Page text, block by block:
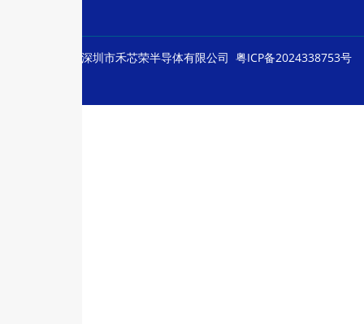
深圳市禾芯荣半导体有限公司 粤ICP备2024338753号